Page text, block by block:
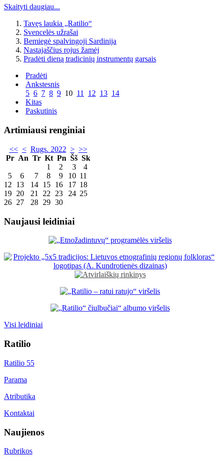
Skaityti daugiau...
Tavęs laukia „Ratilio“
Svencelės užrašai
Bemiegė spalvingoji Sardinija
Nastajaščius rojus žamėj
Pradėti dieną tradicinių instrumentų garsais
Pradėti
Ankstesnis
5 6 7 8 9 10 11 12 13 14
Kitas
Paskutinis
Artimiausi renginiai
<< < Rugs. 2022 > >>
Pr An Tr Kt Pn Šš Sk
1
2 3
4
5
6 7 8 9 10 11
12
13 14 15 16 17 18
19 20 21 22 23 24 25
26 27 28 29 30
Naujausi leidiniai
Visi leidiniai
Ratilio
Ratilio 55
Parama
Atributika
Kontaktai
Naujienos
Rubrikos